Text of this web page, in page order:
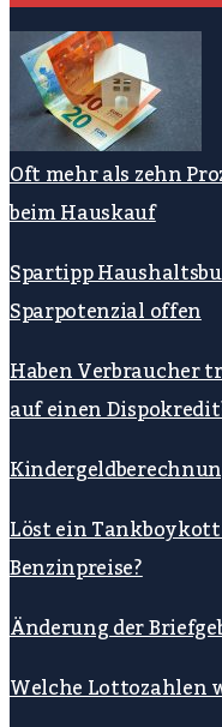
Oft mehr als zehn
beim Hauskauf
Spartipp
Sparpotenzial offen
Haben Verbraucher
auf einen
Löst ein
Benzinpreise?
Änderung der
Welche Lottozahlen